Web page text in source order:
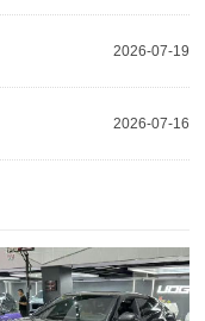
2026-07-19
2026-07-16